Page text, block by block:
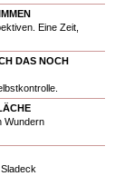
Eine Zeit,
DAS NOCH
Wundern